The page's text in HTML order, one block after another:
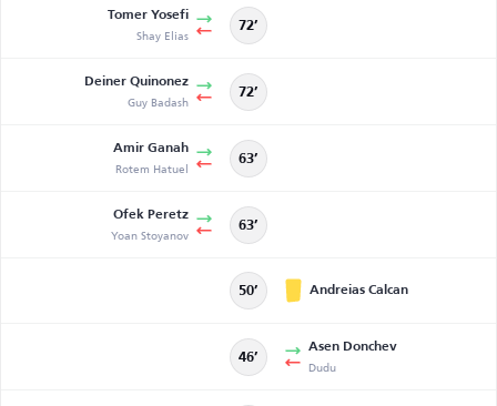
Tomer Yosefi
Shay Elias 72’
Deiner Quinonez
Guy Badash 72’
Amir Ganah
Rotem Hatuel 63’
Ofek Peretz
Yoan Stoyanov 63’
50’ Andreias Calcan
46’
Asen Donchev
Dudu